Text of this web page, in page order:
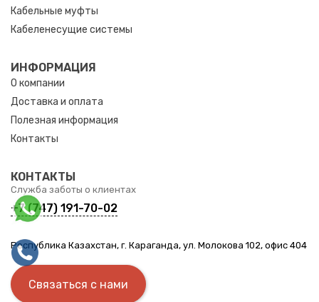
Кабельные муфты
Кабеленесущие системы
ИНФОРМАЦИЯ
О компании
Доставка и оплата
Полезная информация
Контакты
КОНТАКТЫ
Служба заботы о клиентах
+7 (747) 191-70-02
Республика Казахстан, г. Караганда, ул. Молокова 102, офис 404
Связаться с нами